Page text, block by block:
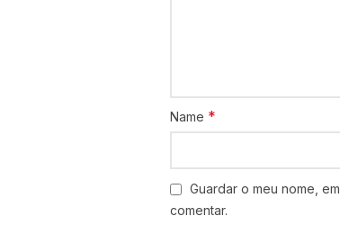
Name *
Guardar o meu nome,
comentar.